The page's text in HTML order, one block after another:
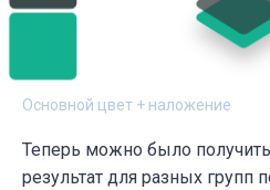
Основной цвет + наложение
Теперь можно было
результат для разных групп